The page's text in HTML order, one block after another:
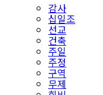
감사
십일조
선교
건축
주일
주정
구역
무제